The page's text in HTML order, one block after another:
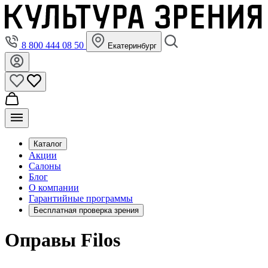
8 800 444 08 50 Екатеринбург
Каталог
Акции
Салоны
Блог
О компании
Гарантийные программы
Бесплатная проверка зрения
Оправы Filos